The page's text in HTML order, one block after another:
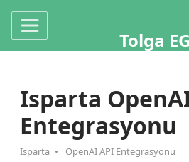
Tolga
Isparta
Entegrasyonu
Isparta OpenAI API Entegrasyonu